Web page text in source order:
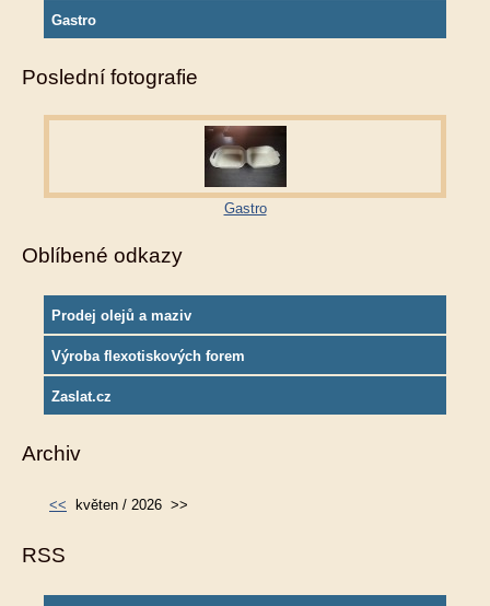
Gastro
Poslední fotografie
Gastro
Oblíbené odkazy
Prodej olejů a maziv
Výroba flexotiskových forem
Zaslat.cz
Archiv
<< květen / 2026 >>
RSS